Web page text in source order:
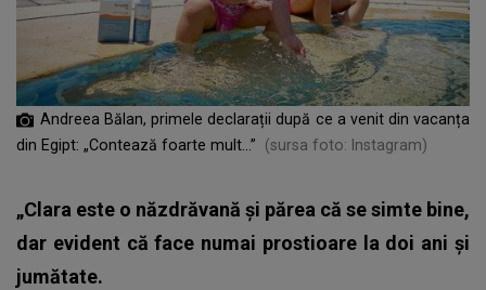
Andreea Bălan, primele declarații după ce a venit din vacanța
din Egipt: „Contează foarte mult...”
(sursa foto: Instagram)
„Clara este o năzdrăvană și părea că se simte bine,
dar evident că face numai prostioare la doi ani și
jumătate.